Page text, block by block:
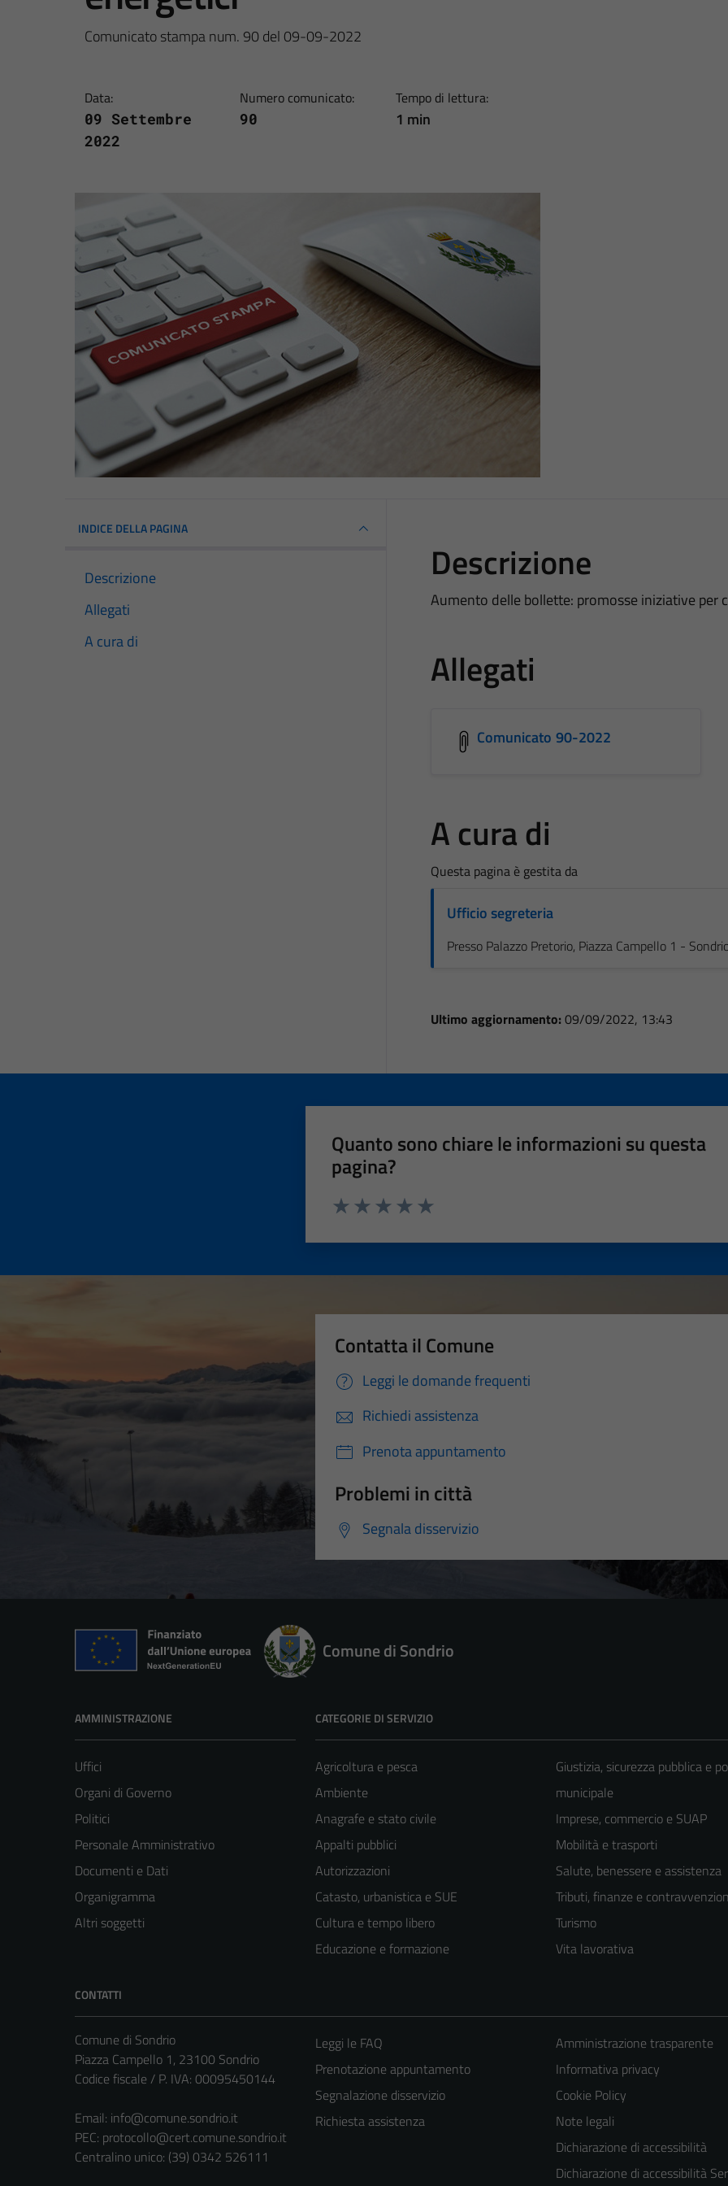
Comunicato stampa num. 90 del 09-09-2022
Data:
09 Settembre
2022
Numero comunicato:
90
Tempo di lettura:
1 min
INDICE DELLA PAGINA
Descrizione
Allegati
A cura di
Descrizione
Aumento delle bollette: promosse iniziative per
Allegati
Comunicato 90-2022
A cura di
Questa pagina è gestita da
Ufficio segreteria
Presso Palazzo Pretorio, Piazza Campello 1 -
Ultimo aggiornamento: 09/09/2022, 13:43
Quanto sono chiare le informazioni su questa
pagina?
Contatta il Comune
Leggi le domande frequenti
Richiedi assistenza
Prenota appuntamento
Problemi in città
Segnala disservizio
Comune di Sondrio
AMMINISTRAZIONE
Uffici
Organi di Governo
Politici
Personale Amministrativo
Documenti e Dati
Organigramma
Altri soggetti
CATEGORIE DI SERVIZIO
Agricoltura e pesca
Ambiente
Anagrafe e stato civile
Appalti pubblici
Autorizzazioni
Catasto, urbanistica e SUE
Cultura e tempo libero
Educazione e formazione
Giustizia, sicurezza pubblica e
municipale
Imprese, commercio e SUAP
Mobilità e trasporti
Salute, benessere e assistenza
Tributi, finanze e
Turismo
Vita lavorativa
CONTATTI
Comune di Sondrio
Piazza Campello 1, 23100 Sondrio
Codice fiscale / P. IVA: 00095450144
Email: info@comune.sondrio.it
PEC: protocollo@cert.comune.sondrio.it
Centralino unico: (39) 0342 526111
Leggi le FAQ
Prenotazione appuntamento
Segnalazione disservizio
Richiesta assistenza
Amministrazione trasparente
Informativa privacy
Cookie Policy
Note legali
Dichiarazione di accessibilità
Dichiarazione di accessibilità